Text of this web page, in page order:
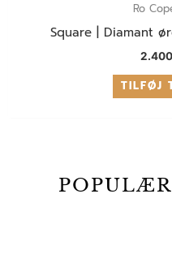
Ro
Square | Diamant
TILFØJ